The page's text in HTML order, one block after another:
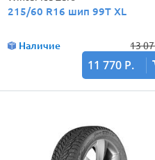
215/60 R16 шип 99T XL
Наличие 13
11 770 Р.